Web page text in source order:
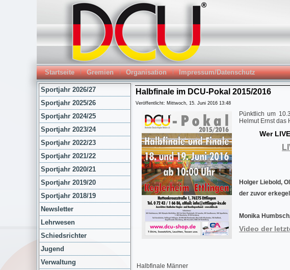
Startseite Gremien Organisation Impressum/Datenschutz
Sportjahr 2026/27
Sportjahr 2025/26
Sportjahr 2024/25
Sportjahr 2023/24
Sportjahr 2022/23
Sportjahr 2021/22
Sportjahr 2020/21
Sportjahr 2019/20
Sportjahr 2018/19
Newsletter
Lehrwesen
Schiedsrichter
Jugend
Verwaltung
Halbfinale im DCU-Pokal 2015/2016
Veröffentlicht: Mittwoch, 15. Juni 2016 13:48
Pünktlich um
Helmut Ernst das
Wer LIVE
Holger Liebold,
der zuvor
Monika
Video der
Halbfinale Männer